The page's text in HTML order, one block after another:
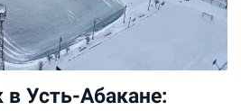
Усть-Абакане: